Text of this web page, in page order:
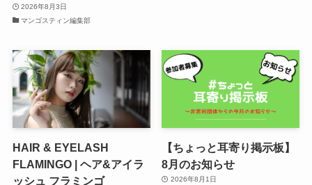
2026年8月3日
マンゴスティン編集部
HAIR & EYELASH
FLAMINGO | ヘア&アイラ
ッシュ フラミンゴ
【ちょっと耳寄り掲示板】
8月のお知らせ
2026年8月1日